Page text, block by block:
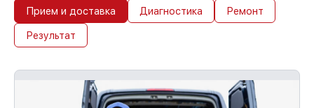
Прием и доставка Диагностика Ремонт
Результат